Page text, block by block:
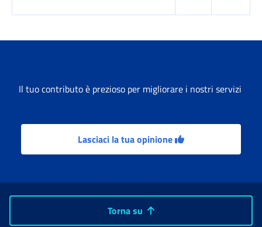
Il tuo contributo è prezioso per migliorare i nostri servizi
Lasciaci la tua opinione
Torna su